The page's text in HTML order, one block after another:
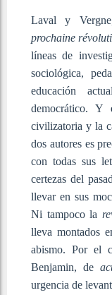
Laval y
prochaine
líneas de
sociológica,
educación
democrático.
civilizatoria y la
dos autores es
con todas sus
certezas del
llevar en sus
Ni tampoco la
lleva montados
abismo. Por el
Benjamin, de
urgencia de